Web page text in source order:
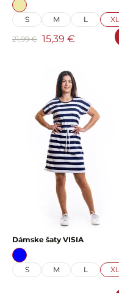
S M L XL
21,99 € 15,39 €
Dámske šaty VISIA
S M L XL